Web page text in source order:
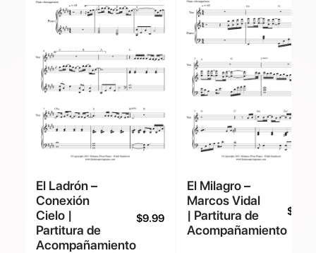
El Ladrón –
Conexión
Cielo |
Partitura de
Acompañamiento
$9.99
El Milagro –
Marcos Vidal
| Partitura de
Acompañamiento
$